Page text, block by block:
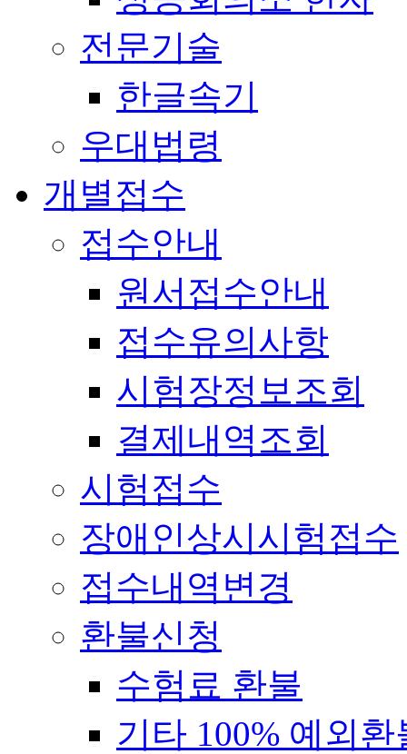
전문기술
한글속기
우대법령
개별접수
접수안내
원서접수안내
접수유의사항
시험장정보조회
결제내역조회
시험접수
장애인상시시험접수
접수내역변경
환불신청
수험료 환불
기타 100% 예외환